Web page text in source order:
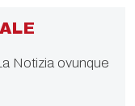
Notizia ovunque